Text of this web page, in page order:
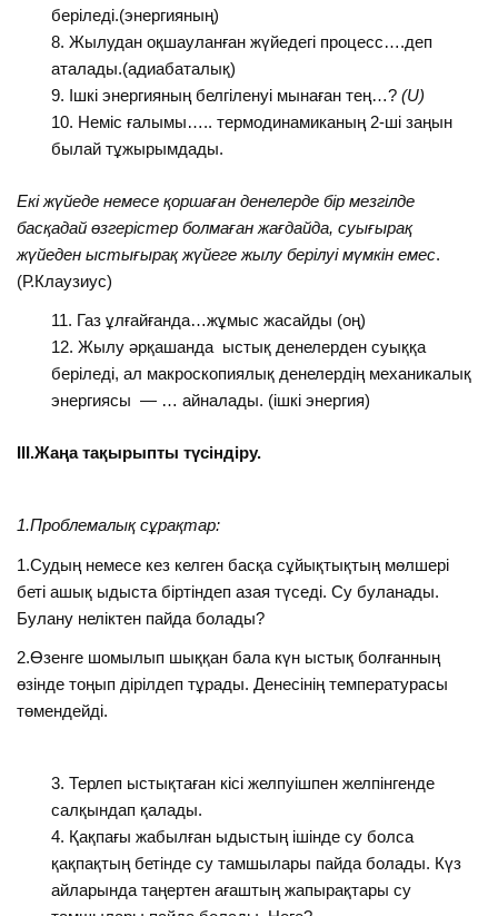
беріледі.(энергияның)
Жылудан оқшауланған жүйедегі процесс….деп
аталады.(адиабаталық)
Ішкі энергияның белгіленуі мынаған тең…? (U)
Неміс ғалымы….. термодинамиканың 2-ші заңын
былай тұжырымдады.
Екі жүйеде немесе қоршаған денелерде бір мезгілде
басқадай өзгерістер болмаған жағдайда, суығырақ
жүйеден ыстығырақ жүйеге жылу берілуі мүмкін емес.
(Р.Клаузиус)
Газ ұлғайғанда…жұмыс жасайды (оң)
Жылу әрқашанда ыстық денелерден суыққа
беріледі, ал макроскопиялық денелердің механикалық
энергиясы — … айналады. (ішкі энергия)
ІІІ.Жаңа тақырыпты түсіндіру.
1.Проблемалық сұрақтар:
1.Судың немесе кез келген басқа сұйықтықтың мөлшері
беті ашық ыдыста біртіндеп азая түседі. Су буланады.
Булану неліктен пайда болады?
2.Өзенге шомылып шыққан бала күн ыстық болғанның
өзінде тоңып дірілдеп тұрады. Денесінің температурасы
төмендейді.
Терлеп ыстықтаған кісі желпуішпен желпінгенде
салқындап қалады.
Қақпағы жабылған ыдыстың ішінде су болса
қақпақтың бетінде су тамшылары пайда болады. Күз
айларында таңертен ағаштың жапырақтары су